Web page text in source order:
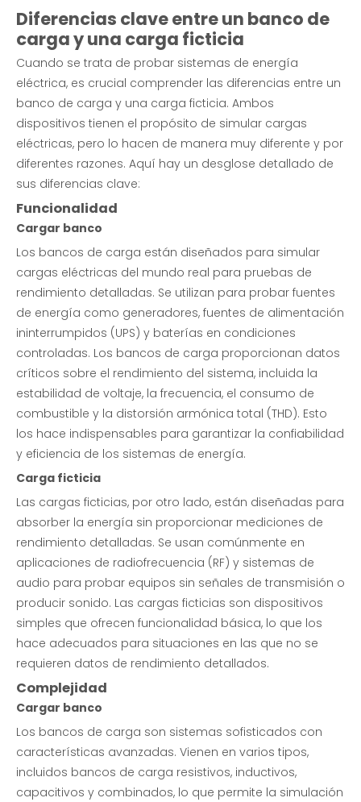
Diferencias clave entre un banco de
carga y una carga ficticia
Cuando se trata de probar sistemas de energía
eléctrica, es crucial comprender las diferencias entre un
banco de carga y una carga ficticia. Ambos
dispositivos tienen el propósito de simular cargas
eléctricas, pero lo hacen de manera muy diferente y por
diferentes razones. Aquí hay un desglose detallado de
sus diferencias clave:
Funcionalidad
Cargar banco
Los bancos de carga están diseñados para simular
cargas eléctricas del mundo real para pruebas de
rendimiento detalladas. Se utilizan para probar fuentes
de energía como generadores, fuentes de alimentación
ininterrumpidos (UPS) y baterías en condiciones
controladas. Los bancos de carga proporcionan datos
críticos sobre el rendimiento del sistema, incluida la
estabilidad de voltaje, la frecuencia, el consumo de
combustible y la distorsión armónica total (THD). Esto
los hace indispensables para garantizar la confiabilidad
y eficiencia de los sistemas de energía.
Carga ficticia
Las cargas ficticias, por otro lado, están diseñadas para
absorber la energía sin proporcionar mediciones de
rendimiento detalladas. Se usan comúnmente en
aplicaciones de radiofrecuencia (RF) y sistemas de
audio para probar equipos sin señales de transmisión o
producir sonido. Las cargas ficticias son dispositivos
simples que ofrecen funcionalidad básica, lo que los
hace adecuados para situaciones en las que no se
requieren datos de rendimiento detallados.
Complejidad
Cargar banco
Los bancos de carga son sistemas sofisticados con
características avanzadas. Vienen en varios tipos,
incluidos bancos de carga resistivos, inductivos,
capacitivos y combinados, lo que permite la simulación